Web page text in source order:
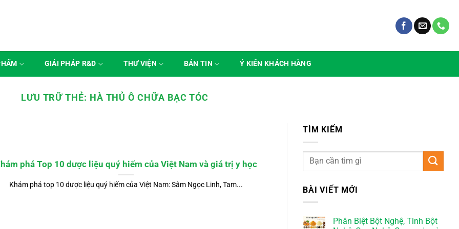
GIẢI PHÁP R&D THƯ VIỆN BẢN TIN Ý KIẾN KHÁCH HÀNG
LƯU TRỮ THẺ: HÀ THỦ Ô CHỮA BẠC TÓC
phá Top 10 dược liệu quý hiếm của Việt Nam và giá trị y học
Khám phá top 10 dược liệu quý hiếm của Việt Nam: Sâm Ngọc Linh, Tam...
TÌM KIẾM
BÀI VIẾT MỚI
Phân Biệt Bột Nghệ, Tinh Bột